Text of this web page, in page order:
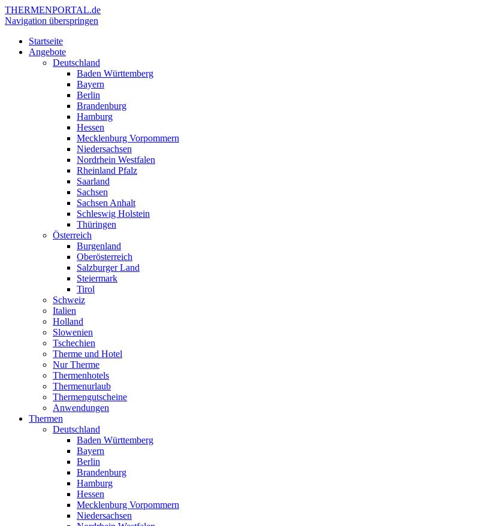
THERMENPORTAL.de
Navigation überspringen
Startseite
Angebote
Deutschland
Baden Württemberg
Bayern
Berlin
Brandenburg
Hamburg
Hessen
Mecklenburg Vorpommern
Niedersachsen
Nordrhein Westfalen
Rheinland Pfalz
Saarland
Sachsen
Sachsen Anhalt
Schleswig Holstein
Thüringen
Österreich
Burgenland
Oberösterreich
Salzburger Land
Steiermark
Tirol
Schweiz
Italien
Holland
Slowenien
Tschechien
Therme und Hotel
Nur Therme
Thermenhotels
Thermenurlaub
Thermengutscheine
Anwendungen
Thermen
Deutschland
Baden Württemberg
Bayern
Berlin
Brandenburg
Hamburg
Hessen
Mecklenburg Vorpommern
Niedersachsen